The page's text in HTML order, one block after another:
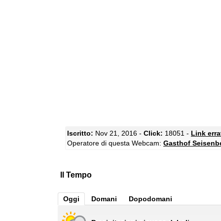
Iscritto: Nov 21, 2016 - Click: 18051 - Link
Operatore di questa Webcam: Gasthof
Il Tempo
Oggi Domani Dopodomani